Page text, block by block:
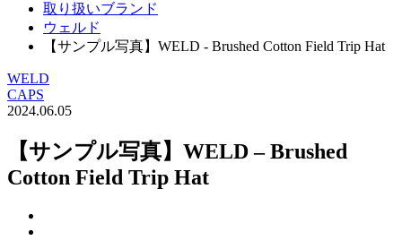
取り扱いブランド
ウェルド
【サンプル写真】WELD - Brushed Cotton Field Trip Hat
WELD
CAPS
2024.06.05
【サンプル写真】WELD – Brushed
Cotton Field Trip Hat